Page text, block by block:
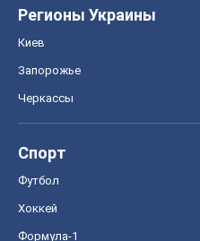
Регионы Украины
Киев
Запорожье
Черкассы
Спорт
Футбол
Хоккей
Формула-1